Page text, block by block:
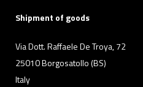
Shipment of goods
Via Dott. Raffaele De Troya, 72
25010 Borgosatollo (BS)
Italy